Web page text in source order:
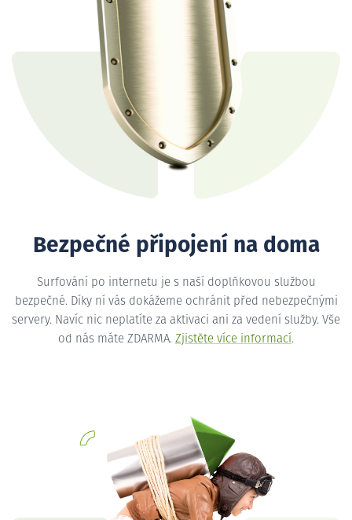
Bezpečné připojení na doma
Surfování po internetu je s naší doplňkovou službou
bezpečné. Díky ní vás dokážeme ochránit před nebezpečnými
servery. Navíc nic neplatíte za aktivaci ani za vedení služby. Vše
od nás máte ZDARMA. Zjistěte více informací.